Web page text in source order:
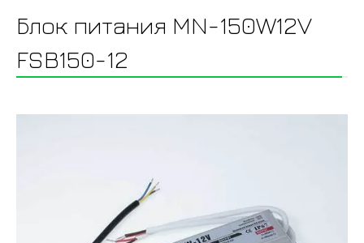
Блок питания MN-150W12V
FSB150-12